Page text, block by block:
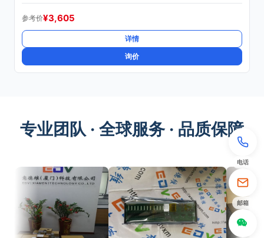
参考价¥3,605
详情
询价
专业团队 · 全球服务 · 品质保障
电话
邮箱